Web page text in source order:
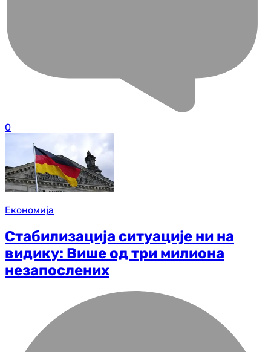
0
Економија
Стабилизација ситуације ни на
видику: Више од три милиона
незапослених